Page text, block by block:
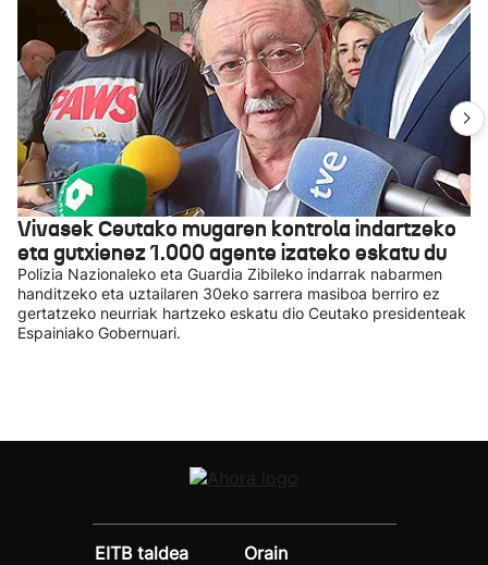
Vivasek Ceutako mugaren kontrola indartzeko
eta gutxienez 1.000 agente izateko eskatu du
Polizia Nazionaleko eta Guardia Zibileko indarrak nabarmen
handitzeko eta uztailaren 30eko sarrera masiboa berriro ez
gertatzeko neurriak hartzeko eskatu dio Ceutako presidenteak
Espainiako Gobernuari.
EITB taldea
Orain